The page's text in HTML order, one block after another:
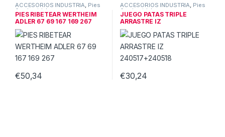
ACCESORIOS INDUSTRIA, Pies
& guias triple
PIES RIBETEAR WERTHEIM
ADLER 67 69 167 169 267
€50,34
ACCESORIOS INDUSTRIA, Pies
& guias triple
JUEGO PATAS TRIPLE
ARRASTRE IZ
240517+240518
€30,24